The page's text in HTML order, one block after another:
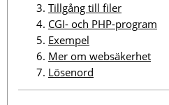
Tillgång till filer
CGI- och PHP-program
Exempel
Mer om websäkerhet
Lösenord